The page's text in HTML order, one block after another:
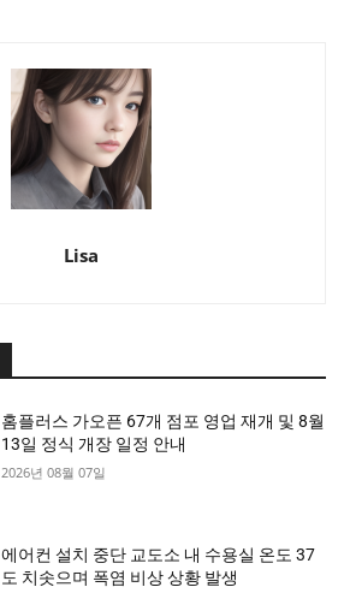
Lisa
홈플러스 가오픈 67개 점포 영업 재개 및 8월
13일 정식 개장 일정 안내
2026년 08월 07일
에어컨 설치 중단 교도소 내 수용실 온도 37
도 치솟으며 폭염 비상 상황 발생